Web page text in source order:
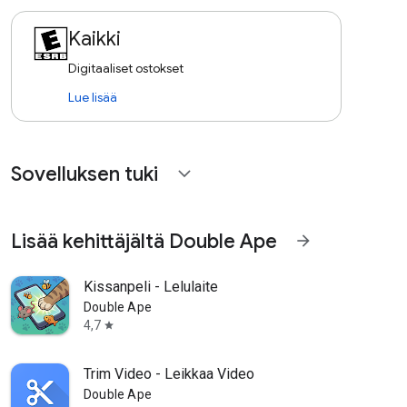
Kaikki
Digitaaliset ostokset
Lue lisää
Sovelluksen tuki expand_more
Lisää kehittäjältä Double Ape arrow_forward
Kissanpeli - Lelulaite
Double Ape
4,7 star
Trim Video - Leikkaa Video
Double Ape